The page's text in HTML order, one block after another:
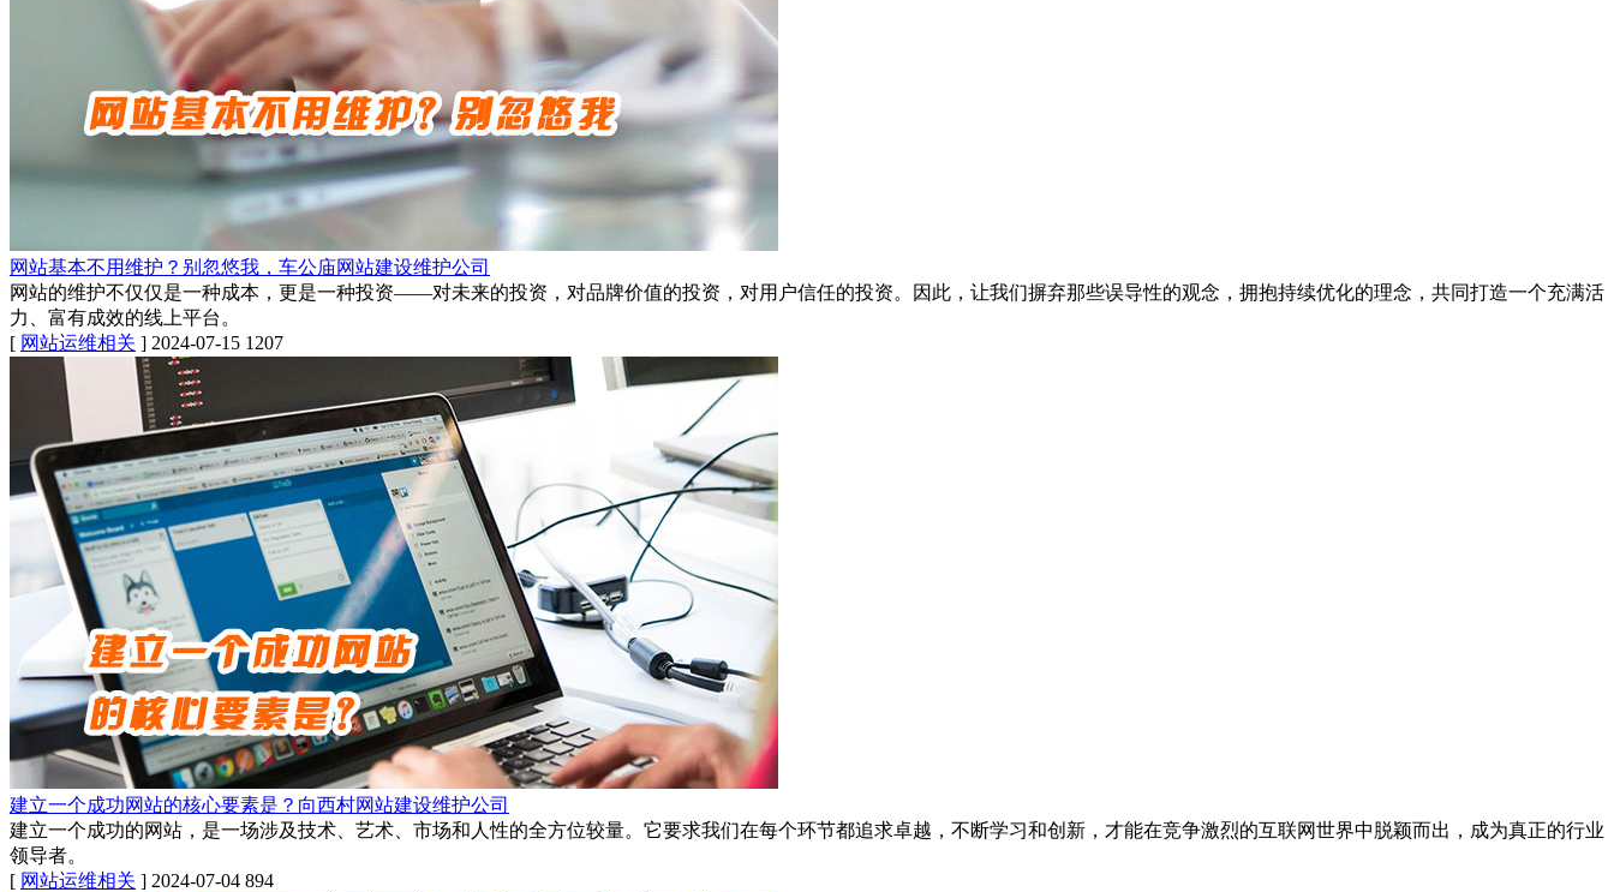
网站基本不用维护？别忽悠我，车公庙网站建设维护公司
网站的维护不仅仅是一种成本，更是一种投资——对未来的投资，对品牌价值的投资，对用户信任的投资。因此，让我们摒弃那些误导性的观念，拥抱持续优化的理念，共同打造一个充满活
力、富有成效的线上平台。
[ 网站运维相关 ] 2024-07-15 1207
建立一个成功网站的核心要素是？向西村网站建设维护公司
建立一个成功的网站，是一场涉及技术、艺术、市场和人性的全方位较量。它要求我们在每个环节都追求卓越，不断学习和创新，才能在竞争激烈的互联网世界中脱颖而出，成为真正的行业
领导者。
[ 网站运维相关 ] 2024-07-04 894